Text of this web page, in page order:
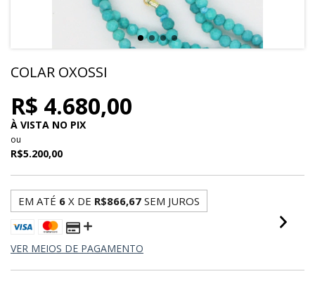
COLAR OXOSSI
R$ 4.680,00
À VISTA NO PIX
ou
R$5.200,00
EM ATÉ 6 X DE R$866,67 SEM JUROS
VER MEIOS DE PAGAMENTO